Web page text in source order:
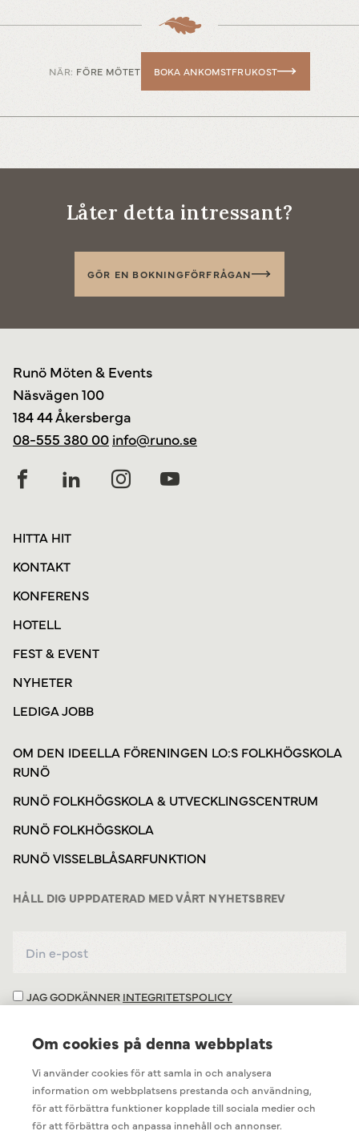
NÄR: FÖRE MÖTET BOKA ANKOMSTFRUKOST
Låter detta intressant?
GÖR EN BOKNINGFÖRFRÅGAN
Runö Möten & Events
Näsvägen 100
184 44 Åkersberga
08-555 380 00 info@runo.se
HITTA HIT
KONTAKT
KONFERENS
HOTELL
FEST & EVENT
NYHETER
LEDIGA JOBB
OM DEN IDEELLA FÖRENINGEN LO:S FOLKHÖGSKOLA
RUNÖ
RUNÖ FOLKHÖGSKOLA & UTVECKLINGSCENTRUM
RUNÖ FOLKHÖGSKOLA
RUNÖ VISSELBLÅSARFUNKTION
HÅLL DIG UPPDATERAD MED VÅRT NYHETSBREV
JAG GODKÄNNER INTEGRITETSPOLICY
Om cookies på denna webbplats
Vi använder cookies för att samla in och analysera
information om webbplatsens prestanda och användning,
för att förbättra funktioner kopplade till sociala medier och
för att förbättra och anpassa innehåll och annonser.